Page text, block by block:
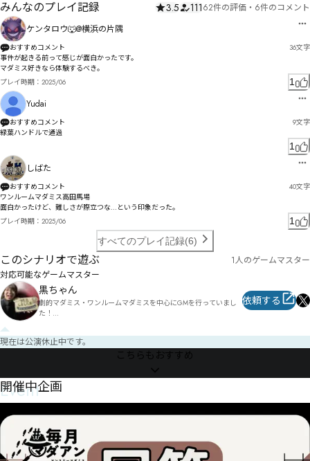
みんなのプレイ記録 3.5 11162件の評価 ・ 6件のコメント
ケンタロウ🐺@横浜の片隅
おすすめコメント 36文字
事件が起きる前って感じが面白かったです。
マダミス好きなら体験するべき。
プレイ時期： 2025/06 1
Yudai
おすすめコメント 9文字
緑葉ハンドルで通過
1
しばた
おすすめコメント 40文字
ワンルームマダミス高田馬場
面白かったけど、難しさが際立つな…という印象だった。
プレイ時期： 2025/06
1
すべてのプレイ記録(6)
このシナリオで遊ぶ
1人のゲームマスター
対応可能なゲームマスター
黒ちゃん
劇的マダミス・ワンルームマダミスを中心にGMを行っていまし
た！
依頼する
現在は公演休止中です。
こちらもおすすめ
Event
開催中企画